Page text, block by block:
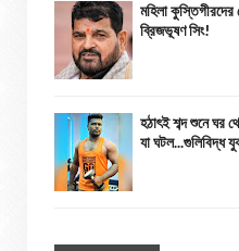
মহিলা
ব্রিজভূষণ সিং!
হঠাৎই শব্দ শুনে ঘর
যা ঘটল...গুলিবিদ্ধ